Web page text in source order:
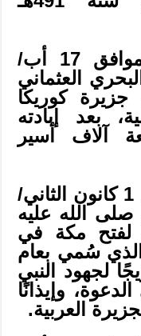
* 7 رمضان 960 هـ الموافق 17 أب/
البحري العثماني
كوريكا
بعد إبادته
آلاف أسير
* 10 رمضان 8هـ الموافق 1 كانون الثاني/
صلى الله عليه
لفتح مكة في
الذي سُمي بعام
لجهود النبي
وإيذانًا
العربية.